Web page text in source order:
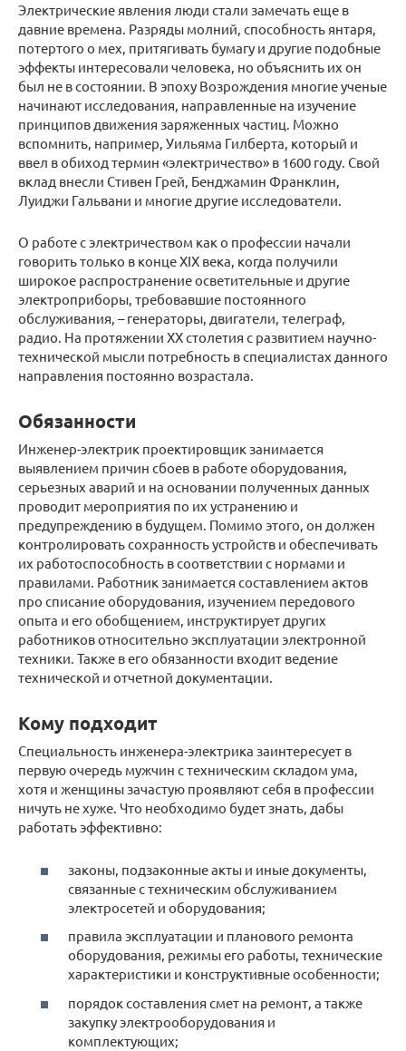
Электрические явления люди стали замечать еще в
давние времена. Разряды молний, способность янтаря,
потертого о мех, притягивать бумагу и другие подобные
эффекты интересовали человека, но объяснить их он
был не в состоянии. В эпоху Возрождения многие ученые
начинают исследования, направленные на изучение
принципов движения заряженных частиц. Можно
вспомнить, например, Уильяма Гилберта, который и
ввел в обиход термин «электричество» в 1600 году. Свой
вклад внесли Стивен Грей, Бенджамин Франклин,
Луиджи Гальвани и многие другие исследователи.
О работе с электричеством как о профессии начали
говорить только в конце XIX века, когда получили
широкое распространение осветительные и другие
электроприборы, требовавшие постоянного
обслуживания, – генераторы, двигатели, телеграф,
радио. На протяжении XX столетия с развитием научно-
технической мысли потребность в специалистах данного
направления постоянно возрастала.
Обязанности
Инженер-электрик проектировщик занимается
выявлением причин сбоев в работе оборудования,
серьезных аварий и на основании полученных данных
проводит мероприятия по их устранению и
предупреждению в будущем. Помимо этого, он должен
контролировать сохранность устройств и обеспечивать
их работоспособность в соответствии с нормами и
правилами. Работник занимается составлением актов
про списание оборудования, изучением передового
опыта и его обобщением, инструктирует других
работников относительно эксплуатации электронной
техники. Также в его обязанности входит ведение
технической и отчетной документации.
Кому подходит
Специальность инженера-электрика заинтересует в
первую очередь мужчин с техническим складом ума,
хотя и женщины зачастую проявляют себя в профессии
ничуть не хуже. Что необходимо будет знать, дабы
работать эффективно:
законы, подзаконные акты и иные документы,
связанные с техническим обслуживанием
электросетей и оборудования;
правила эксплуатации и планового ремонта
оборудования, режимы его работы, технические
характеристики и конструктивные особенности;
порядок составления смет на ремонт, а также
закупку электрооборудования и
комплектующих;